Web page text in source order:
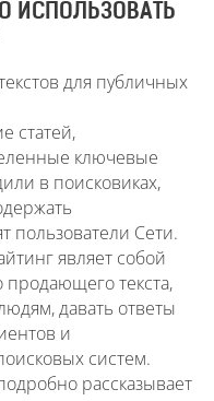
ИСПОЛЬЗОВАТЬ
для публичных
статей,
ключевые
в поисковиках,
пользователи Сети.
являет собой
текста,
давать ответы
и
систем.
рассказывает